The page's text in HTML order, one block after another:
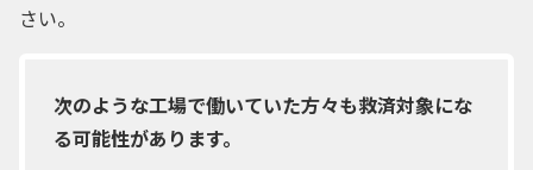
さい。
次のような工場で働いていた方々も救済対象にな
る可能性があります。